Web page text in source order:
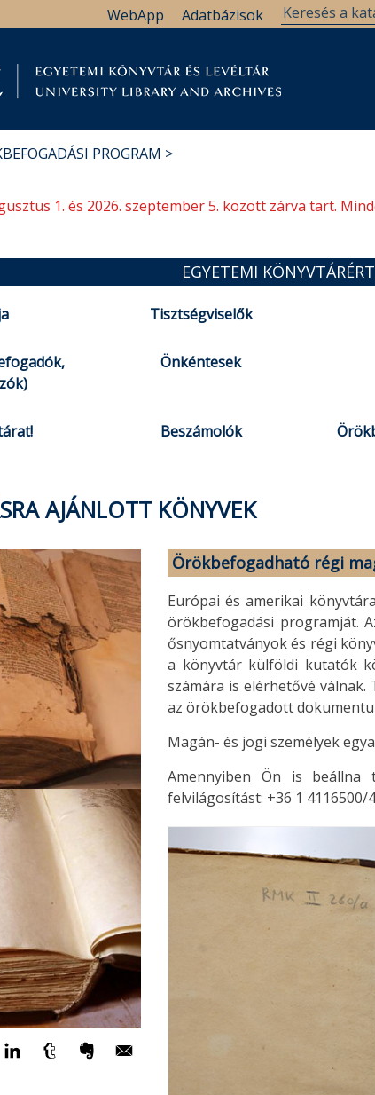
Adatbázisok
WebApp
PROGRAM
1. és 2026. szeptember 5. között zárva tart.
EGYETEMI
Tisztségviselők
Önkéntesek
Beszámolók
AJÁNLOTT KÖNYVEK
Örökbefogadható régi
Európai és amerikai
örökbefogadási programját.
ősnyomtatványok és régi
a könyvtár külföldi kutatók
számára is elérhetővé
az örökbefogadott
Magán- és jogi személyek
Amennyiben Ön is beállna
felvilágosítást: +36 1 4116500/